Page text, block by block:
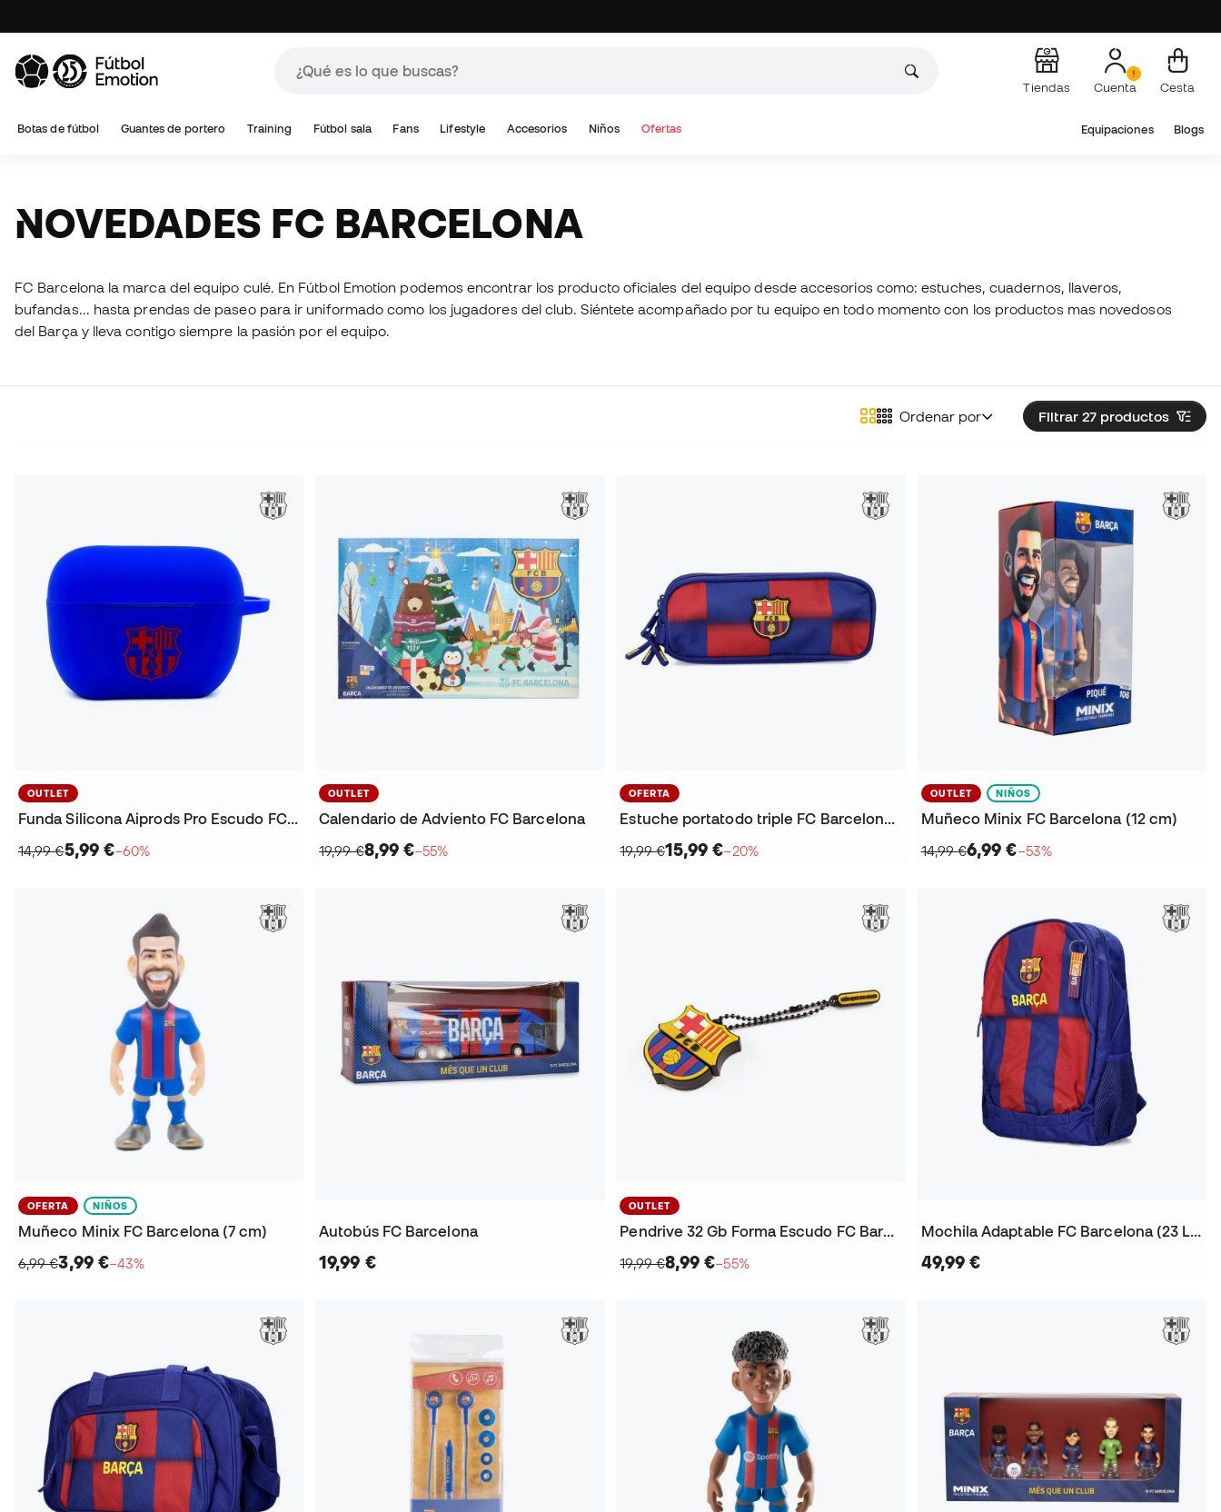
Tiendas Cuenta Cesta
Botas de fútbol Guantes de portero Training Fútbol sala Fans Lifestyle Accesorios Niños Ofertas Equipaciones Blogs
NOVEDADES FC BARCELONA
FC Barcelona la marca del equipo culé. En Fútbol Emotion podemos encontrar los producto oficiales del equipo desde accesorios como: estuches, cuadernos, llaveros,
bufandas... hasta prendas de paseo para ir uniformado como los jugadores del club. Siéntete acompañado por tu equipo en todo momento con los productos mas novedosos
del Barça y lleva contigo siempre la pasión por el equipo.
Filtrar 27 productos
Ordenar por
OUTLET
Funda Silicona Aiprods Pro Escudo FC Barcelona
14,99 €5,99 €−60%
OUTLET
Calendario de Adviento FC Barcelona
19,99 €8,99 €−55%
OFERTA
Estuche portatodo triple FC Barcelona 2025-2026
19,99 €15,99 €−20%
OUTLET NIÑOS
Muñeco Minix FC Barcelona (12 cm)
14,99 €6,99 €−53%
OFERTA NIÑOS
Muñeco Minix FC Barcelona (7 cm)
6,99 €3,99 €−43%
Autobús FC Barcelona
19,99 €
OUTLET
Pendrive 32 Gb Forma Escudo FC Barcelona
19,99 €8,99 €−55%
Mochila Adaptable FC Barcelona (23 L) 2025 - 2026
49,99 €